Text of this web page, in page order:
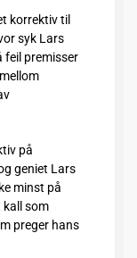
korrektiv til
syk Lars
feil premisser
på
geniet Lars
minst på
som
preger hans